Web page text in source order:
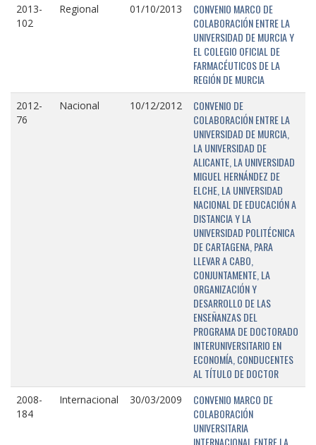
2013-
102
Regional 01/10/2013
CONVENIO MARCO DE
COLABORACIÓN ENTRE LA
UNIVERSIDAD DE MURCIA Y
EL COLEGIO OFICIAL DE
FARMACÉUTICOS DE LA
REGIÓN DE MURCIA
2012-
76
Nacional 10/12/2012
CONVENIO DE
COLABORACIÓN ENTRE LA
UNIVERSIDAD DE MURCIA,
LA UNIVERSIDAD DE
ALICANTE, LA UNIVERSIDAD
MIGUEL HERNÁNDEZ DE
ELCHE, LA UNIVERSIDAD
NACIONAL DE EDUCACIÓN A
DISTANCIA Y LA
UNIVERSIDAD POLITÉCNICA
DE CARTAGENA, PARA
LLEVAR A CABO,
CONJUNTAMENTE, LA
ORGANIZACIÓN Y
DESARROLLO DE LAS
ENSEÑANZAS DEL
PROGRAMA DE DOCTORADO
INTERUNIVERSITARIO EN
ECONOMÍA, CONDUCENTES
AL TÍTULO DE DOCTOR
2008-
184
Internacional 30/03/2009
CONVENIO MARCO DE
COLABORACIÓN
UNIVERSITARIA
INTERNACIONAL ENTRE LA